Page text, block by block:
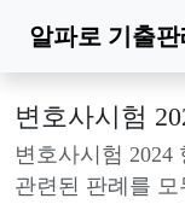
알파로 기출판
변호사시험
변호사시험
관련된 판례를